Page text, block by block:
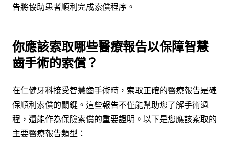
告將協助患者順利完成索償程序。
你應該索取哪些醫療報告以保障智慧
齒手術的索償？
在仁健牙科接受智慧齒手術時，索取正確的醫療報告是確
保順利索償的關鍵。這些報告不僅能幫助您了解手術過
程，還能作為保險索償的重要證明。以下是您應該索取的
主要醫療報告類型：